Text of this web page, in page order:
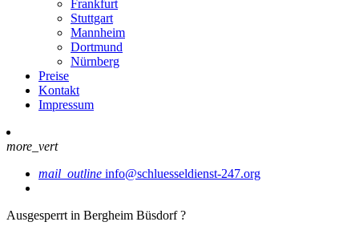
Frankfurt
Stuttgart
Mannheim
Dortmund
Nürnberg
Preise
Kontakt
Impressum
more_vert
mail_outline info@schluesseldienst-247.org
Ausgesperrt in Bergheim Büsdorf ?